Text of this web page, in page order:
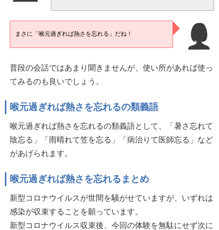
まさに「喉元過ぎれば熱さを忘れる」だね！
普段の会話ではあまり聞きませんが、使い所があれば使っ
てみるのも良いでしょう。
喉元過ぎれば熱さを忘れるの類義語
喉元過ぎれば熱さを忘れるの類義語として、「暑さ忘れて
陰忘る」「雨晴れて笠を忘る」「病治りて医師忘る」など
があげられます。
喉元過ぎれば熱さを忘れるまとめ
新型コロナウイルスが世間を騒がせていますが、いずれは
感染が収束することを願っています。
新型コロナウイルス収束後、今回の体験を無駄にせず次に